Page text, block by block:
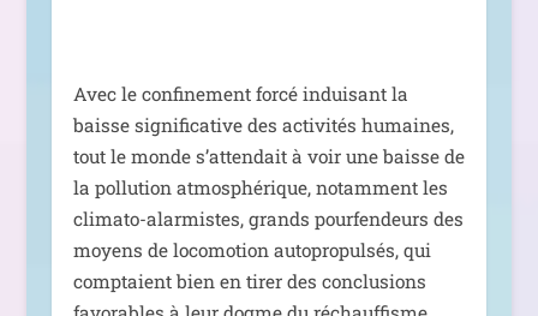
Avec le confi­ne­ment for­cé indui­sant la
baisse signi­fi­ca­tive des acti­vi­tés humaines,
tout le monde s’attendait à voir une baisse de
la pol­lu­tion atmo­sphé­rique, notam­ment les
cli­ma­to-alar­mistes, grands pour­fen­deurs des
moyens de loco­mo­tion auto­pro­pul­sés, qui
comp­taient bien en tirer des conclu­sions